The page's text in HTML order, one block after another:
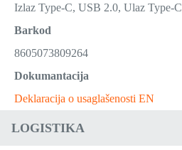
Izlaz Type-C, USB 2.0, Ulaz Type-C
Barkod
8605073809264
Dokumantacija
Deklaracija o usaglašenosti EN
LOGISTIKA